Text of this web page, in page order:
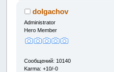
dolgachov
Administrator
Hero Member
Сообщений: 10140
Karma: +10/-0